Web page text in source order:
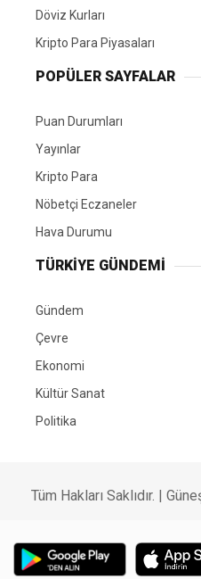
Döviz Kurları
Kripto Para Piyasaları
POPÜLER SAYFALAR
Puan Durumları
Yayınlar
Kripto Para
Nöbetçi Eczaneler
Hava Durumu
TÜRKIYE GÜNDEMI
Gündem
Çevre
Ekonomi
Kültür Sanat
Politika
Tüm Hakları Saklıdır. |